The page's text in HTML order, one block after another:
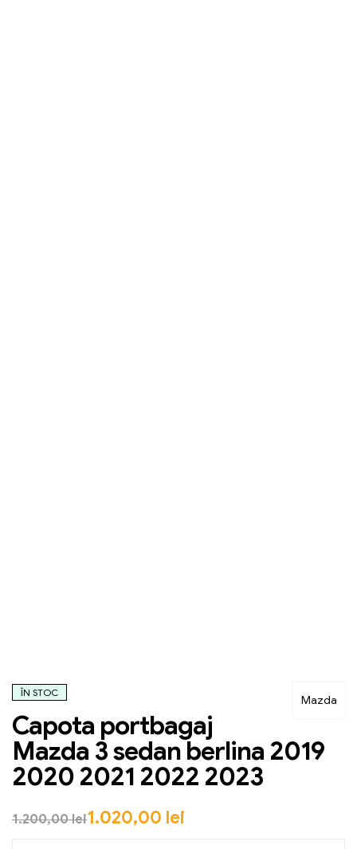
Mazda
ÎN STOC
Capota portbagaj
Mazda 3 sedan berlina 2019
2020 2021 2022 2023
1.200,00lei1.020,00 lei